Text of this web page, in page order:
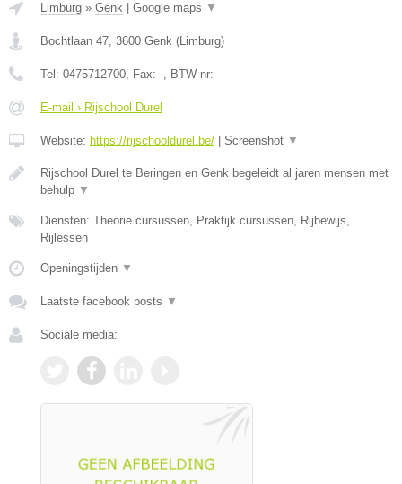
Limburg » Genk Google maps ▼
Bochtlaan 47, 3600 Genk (Limburg)
Tel: 0475712700, Fax: -, BTW-nr: -
E-mail › Rijschool Durel
Website: https://rijschooldurel.be/ Screenshot ▼
Rijschool Durel te Beringen en Genk begeleidt al jaren mensen met
behulp ▼
Diensten: Theorie cursussen, Praktijk cursussen, Rijbewijs,
Rijlessen
Openingstijden ▼
Laatste facebook posts ▼
Sociale media: